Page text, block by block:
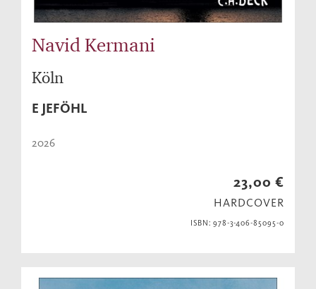
Navid Kermani
Köln
E JEFÖHL
2026
23,00 €
HARDCOVER
ISBN: 978-3-406-85095-0